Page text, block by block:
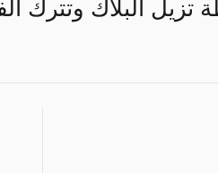
تزيل البلاك وتترك